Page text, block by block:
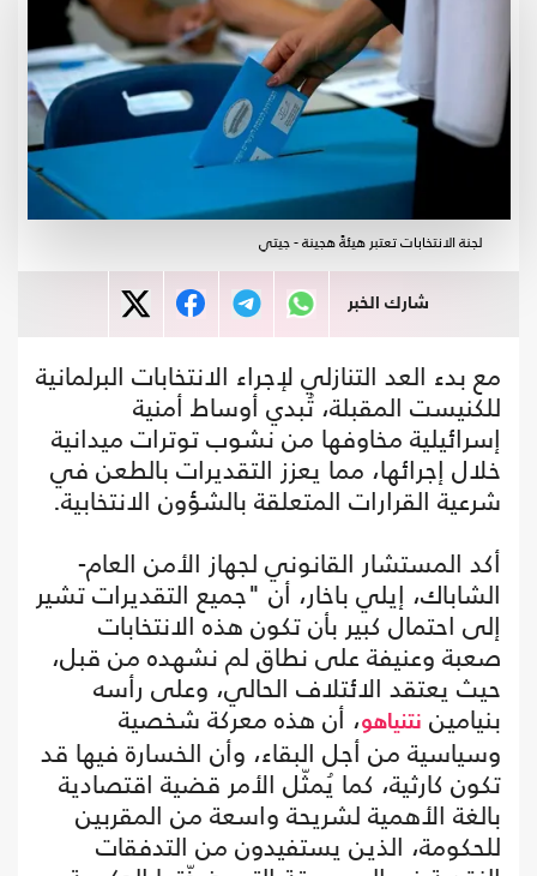
لجنة الانتخابات تعتبر هيئةً هجينة - جيتي
شارك الخبر
مع بدء العد التنازلي لإجراء الانتخابات البرلمانية
للكنيست المقبلة، تُبدي أوساط أمنية
إسرائيلية مخاوفها من نشوب توترات ميدانية
خلال إجرائها، مما يعزز التقديرات بالطعن في
شرعية القرارات المتعلقة بالشؤون الانتخابية.
أكد المستشار القانوني لجهاز الأمن العام-
الشاباك، إيلي باخار، أن "جميع التقديرات تشير
إلى احتمال كبير بأن تكون هذه الانتخابات
صعبة وعنيفة على نطاق لم نشهده من قبل،
حيث يعتقد الائتلاف الحالي، وعلى رأسه
بنيامين نتنياهو، أن هذه معركة شخصية
وسياسية من أجل البقاء، وأن الخسارة فيها قد
تكون كارثية، كما يُمثّل الأمر قضية اقتصادية
بالغة الأهمية لشريحة واسعة من المقربين
للحكومة، الذين يستفيدون من التدفقات